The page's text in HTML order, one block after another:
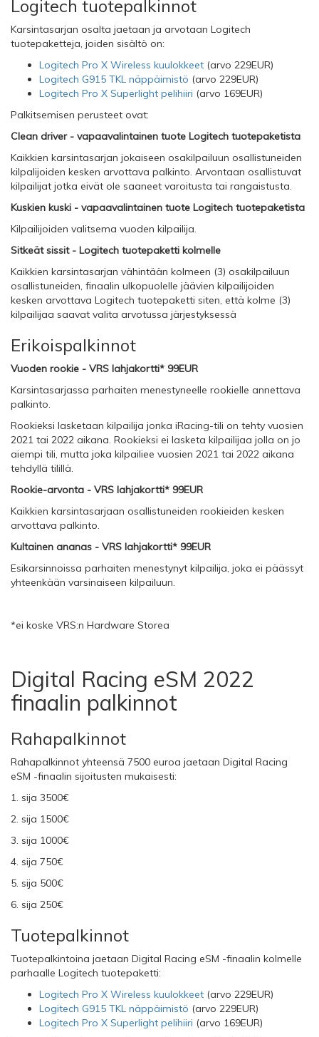
Logitech tuotepalkinnot
Karsintasarjan osalta jaetaan ja arvotaan Logitech
tuotepaketteja, joiden sisältö on:
Logitech Pro X Wireless kuulokkeet (arvo 229EUR)
Logitech G915 TKL näppäimistö (arvo 229EUR)
Logitech Pro X Superlight pelihiiri (arvo 169EUR)
Palkitsemisen perusteet ovat:
Clean driver - vapaavalintainen tuote Logitech tuotepaketista
Kaikkien karsintasarjan jokaiseen osakilpailuun osallistuneiden
kilpalijoiden kesken arvottava palkinto. Arvontaan osallistuvat
kilpailijat jotka eivät ole saaneet varoitusta tai rangaistusta.
Kuskien kuski - vapaavalintainen tuote Logitech tuotepaketista
Kilpailijoiden valitsema vuoden kilpailija.
Sitkeät sissit - Logitech tuotepaketti kolmelle
Kaikkien karsintasarjan vähintään kolmeen (3) osakilpailuun
osallistuneiden, finaalin ulkopuolelle jäävien kilpailijoiden
kesken arvottava Logitech tuotepaketti siten, että kolme (3)
kilpailijaa saavat valita arvotussa järjestyksessä
Erikoispalkinnot
Vuoden rookie - VRS lahjakortti* 99EUR
Karsintasarjassa parhaiten menestyneelle rookielle annettava
palkinto.
Rookieksi lasketaan kilpailija jonka iRacing-tili on tehty vuosien
2021 tai 2022 aikana. Rookieksi ei lasketa kilpailijaa jolla on jo
aiempi tili, mutta joka kilpailiee vuosien 2021 tai 2022 aikana
tehdyllä tilillä.
Rookie-arvonta - VRS lahjakortti* 99EUR
Kaikkien karsintasarjaan osallistuneiden rookieiden kesken
arvottava palkinto.
Kultainen ananas - VRS lahjakortti* 99EUR
Esikarsinnoissa parhaiten menestynyt kilpailija, joka ei päässyt
yhteenkään varsinaiseen kilpailuun.
*ei koske VRS:n Hardware Storea
Digital Racing eSM 2022
finaalin palkinnot
Rahapalkinnot
Rahapalkinnot yhteensä 7500 euroa jaetaan Digital Racing
eSM -finaalin sijoitusten mukaisesti:
1. sija 3500€
2. sija 1500€
3. sija 1000€
4. sija 750€
5. sija 500€
6. sija 250€
Tuotepalkinnot
Tuotepalkintoina jaetaan Digital Racing eSM -finaalin kolmelle
parhaalle Logitech tuotepaketti:
Logitech Pro X Wireless kuulokkeet (arvo 229EUR)
Logitech G915 TKL näppäimistö (arvo 229EUR)
Logitech Pro X Superlight pelihiiri (arvo 169EUR)